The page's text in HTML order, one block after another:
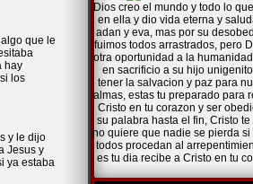
que le
hay
los
y le dijo
Jesus y
ya estaba
Dios creo el mundo y todo lo
en ella y dio vida eterna y
adan y eva, mas por su
fuimos todos arrastrados, pero
otra oportunidad a la
en sacrificio a su hijo
tener la salvacion y paz para
almas, estas tu preparado para
Cristo en tu corazon y ser
su palabra hasta el fin, Cristo te
no quiere que nadie se pierda si
todos procedan al
es tu dia recibe a Cristo en tu